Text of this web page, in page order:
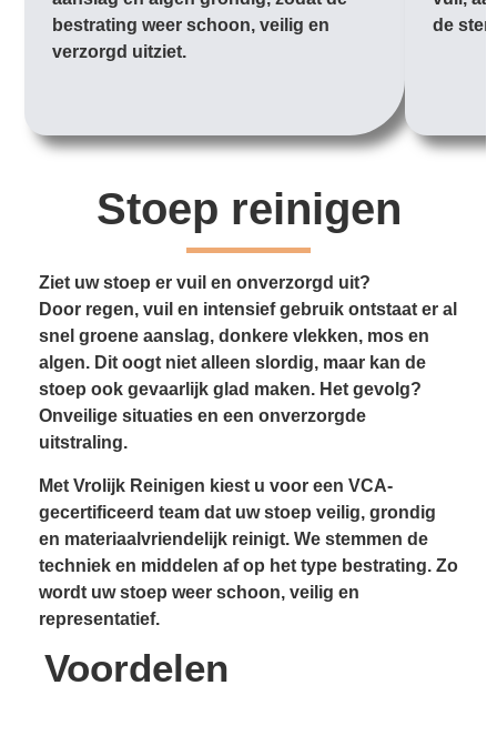
bestrating weer schoon, veilig en
verzorgd uitziet.
de
Stoep reinigen
Ziet uw stoep er vuil en onverzorgd uit?
Door regen, vuil en intensief gebruik ontstaat er al
snel groene aanslag, donkere vlekken, mos en
algen. Dit oogt niet alleen slordig, maar kan de
stoep ook gevaarlijk glad maken. Het gevolg?
Onveilige situaties en een onverzorgde
uitstraling.
Met Vrolijk Reinigen kiest u voor een VCA-
gecertificeerd team dat uw stoep veilig, grondig
en materiaalvriendelijk reinigt. We stemmen de
techniek en middelen af op het type bestrating. Zo
wordt uw stoep weer schoon, veilig en
representatief.
Voordelen